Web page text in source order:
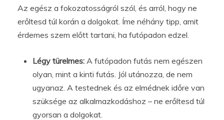
Az egész a fokozatosságról szól, és arról, hogy ne
erőltesd túl korán a dolgokat. Íme néhány tipp, amit
érdemes szem előtt tartani, ha futópadon edzel.
Légy türelmes: A futópadon futás nem egészen
olyan, mint a kinti futás. Jól utánozza, de nem
ugyanaz. A testednek és az elmédnek időre van
szüksége az alkalmazkodáshoz – ne erőltesd túl
gyorsan a dolgokat.